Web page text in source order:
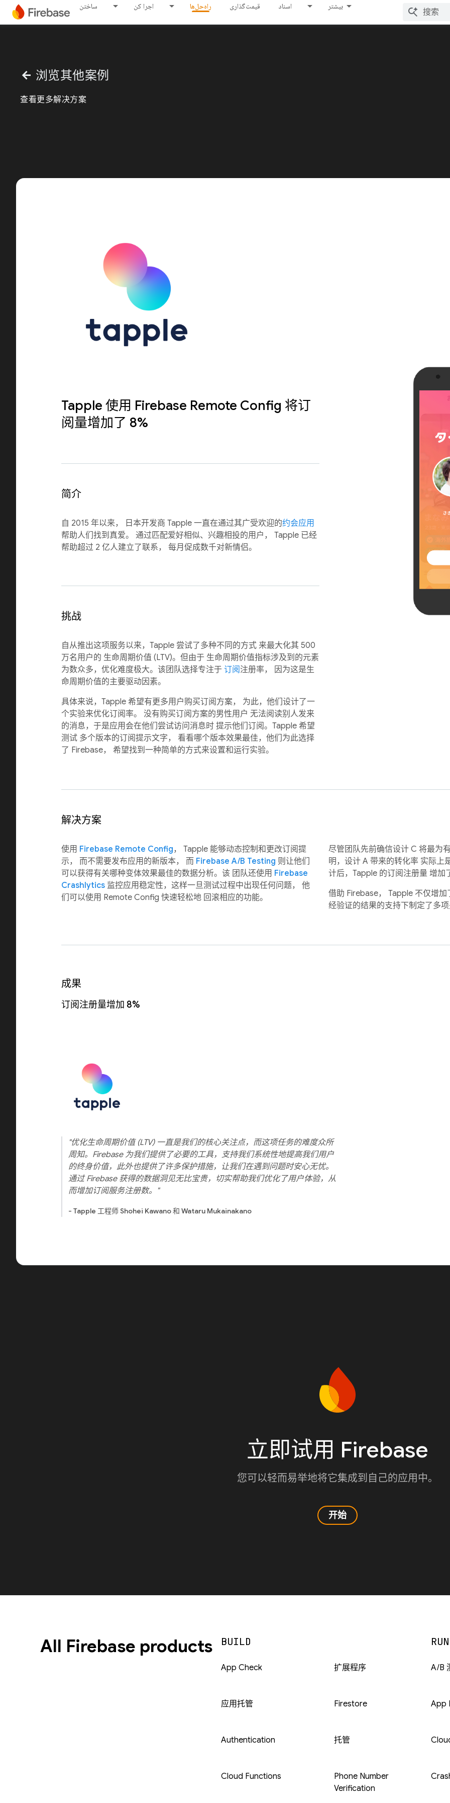
ساختن اجرا کن راه‌حل‌ها قیمت‌گذاری اسناد بیشتر
arrow_back 浏览其他案例
查看更多解决方案
Tapple 使用 Firebase Remote Config 将订
阅量增加了 8%
简介
自 2015 年以来， 日本开发商 Tapple 一直在通过其广受欢迎的约会应用
帮助人们找到真爱。 通过匹配爱好相似、兴趣相投的用户， Tapple 已经
帮助超过 2 亿人建立了联系， 每月促成数千对新情侣。
挑战
自从推出这项服务以来，Tapple 尝试了多种不同的方式 来最大化其 500
万名用户的 生命周期价值 (LTV)。但由于 生命周期价值指标涉及到的元素
为数众多，优化难度极大。该团队选择专注于 订阅注册率， 因为这是生
命周期价值的主要驱动因素。
具体来说，Tapple 希望有更多用户购买订阅方案， 为此，他们设计了一
个实验来优化订阅率。 没有购买订阅方案的男性用户 无法阅读别人发来
的消息，于是应用会在他们尝试访问消息时 提示他们订阅。Tapple 希望
测试 多个版本的订阅提示文字， 看看哪个版本效果最佳，他们为此选择
了 Firebase， 希望找到一种简单的方式来设置和运行实验。
解决方案
使用 Firebase Remote Config， Tapple 能够动态控制和更改订阅提
示， 而不需要发布应用的新版本， 而 Firebase A/B Testing 则让他们
可以获得有关哪种变体效果最佳的数据分析。该 团队还使用 Firebase
Crashlytics 监控应用稳定性，这样一旦测试过程中出现任何问题， 他
们可以使用 Remote Config 快速轻松地 回滚相应的功能。
尽管团队先前确信设计 C 将最为
明，设计 A 带来的转化率 实际上
计后，Tapple 的订阅注册量 增加
借助 Firebase， Tapple 不仅增
经验证的结果的支持下制定了多项
成果
订阅注册量增加 8%
"优化生命周期价值 (LTV) 一直是我们的核心关注点，而这项任务的难度众所
周知。Firebase 为我们提供了必要的工具，支持我们系统性地提高我们用户
的终身价值，此外也提供了许多保护措施，让我们在遇到问题时安心无忧。
通过 Firebase 获得的数据洞见无比宝贵，切实帮助我们优化了用户体验，从
而增加订阅服务注册数。"
- Tapple 工程师 Shohei Kawano 和 Wataru Mukainakano
立即试用 Firebase
您可以轻而易举地将它集成到自己的应用中。
开始
All Firebase products BUILD
App Check
应用托管
Authentication
Cloud Functions
扩展程序
Firestore
托管
Phone Number
Verification
RUN
A/B
App